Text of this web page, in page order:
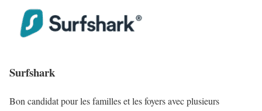
Surfshark
Bon candidat pour les familles et les foyers avec plusieurs